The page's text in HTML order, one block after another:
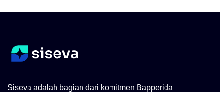
Siseva adalah bagian dari komitmen Bapperida